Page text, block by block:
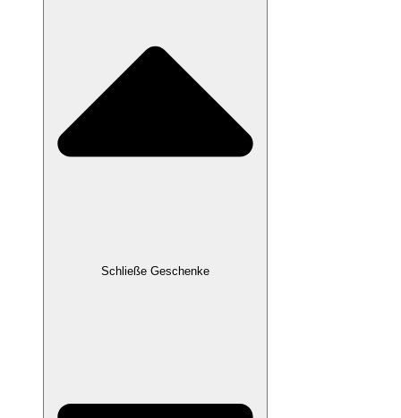
Schließe Geschenke